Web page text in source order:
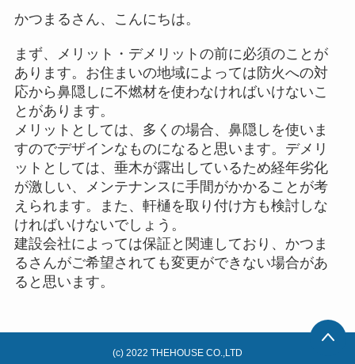
かつまるさん、こんにちは。
まず、メリット・デメリットの前に必須のことが
あります。お住まいの地域によっては防火への対
応から鼻隠しに不燃材を使わなければいけないこ
とがあります。
メリットとしては、多くの場合、鼻隠しを使いま
すのでデザインなものになると思います。デメリ
ットとしては、垂木が露出しているため経年劣化
が激しい、メンテナンスに手間がかかることが考
えられます。また、軒樋を取り付け方も検討しな
ければいけないでしょう。
建設会社によっては保証と関連しており、かつま
るさんがご希望されても変更ができない場合があ
ると思います。
(c) 2022 THEHOUSE CO.,LTD